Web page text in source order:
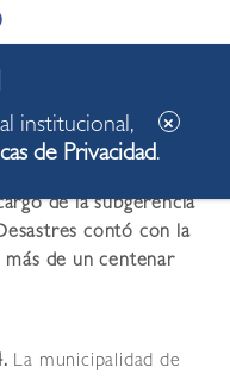
de la subgerencia
contó con la
de un centenar
La municipalidad de
institucional,
de Privacidad.